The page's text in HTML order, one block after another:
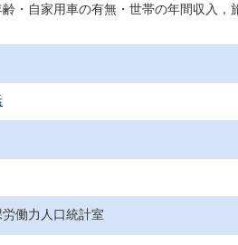
・自家用車の有無・世帯の年間収入
働力人口統計室